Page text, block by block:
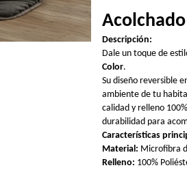
Descripción:
Dale un toque de
Color.
Su diseño reversible
ambiente de tu
calidad y relleno
durabilidad para
Características
Material: Microfibra
Relleno: 100%